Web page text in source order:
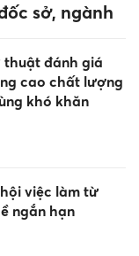
sở, ngành
thuật đánh giá
cao chất lượng
khó khăn
việc làm từ
ngắn hạn